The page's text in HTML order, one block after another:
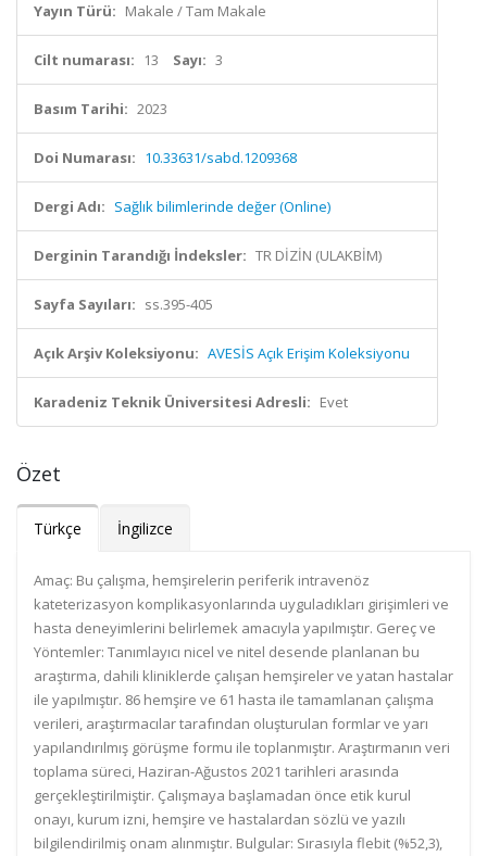
Yayın Türü: Makale / Tam Makale
Cilt numarası: 13 Sayı: 3
Basım Tarihi: 2023
Doi Numarası: 10.33631/sabd.1209368
Dergi Adı: Sağlık bilimlerinde değer (Online)
Derginin Tarandığı İndeksler: TR DİZİN (ULAKBİM)
Sayfa Sayıları: ss.395-405
Açık Arşiv Koleksiyonu: AVESİS Açık Erişim Koleksiyonu
Karadeniz Teknik Üniversitesi Adresli: Evet
Özet
Türkçe İngilizce
Amaç: Bu çalışma, hemşirelerin periferik intravenöz
kateterizasyon komplikasyonlarında uyguladıkları girişimleri ve
hasta deneyimlerini belirlemek amacıyla yapılmıştır. Gereç ve
Yöntemler: Tanımlayıcı nicel ve nitel desende planlanan bu
araştırma, dahili kliniklerde çalışan hemşireler ve yatan hastalar
ile yapılmıştır. 86 hemşire ve 61 hasta ile tamamlanan çalışma
verileri, araştırmacılar tarafından oluşturulan formlar ve yarı
yapılandırılmış görüşme formu ile toplanmıştır. Araştırmanın veri
toplama süreci, Haziran-Ağustos 2021 tarihleri arasında
gerçekleştirilmiştir. Çalışmaya başlamadan önce etik kurul
onayı, kurum izni, hemşire ve hastalardan sözlü ve yazılı
bilgilendirilmiş onam alınmıştır. Bulgular: Sırasıyla flebit (%52,3),